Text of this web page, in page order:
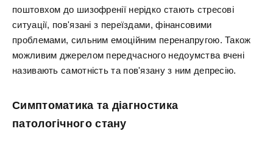
поштовхом до шизофренії нерідко стають стресові
ситуації, пов'язані з переїздами, фінансовими
проблемами, сильним емоційним перенапругою. Також
можливим джерелом передчасного недоумства вчені
називають самотність та пов'язану з ним депресію.
Симптоматика та діагностика
патологічного стану